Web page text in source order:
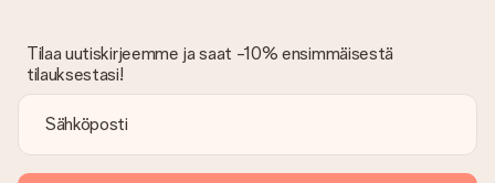
Tilaa uutiskirjeemme ja saat -10% ensimmäisestä
tilauksestasi!